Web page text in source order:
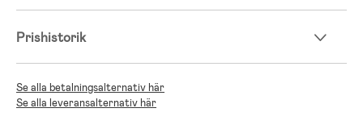
Prishistorik
Se alla betalningsalternativ här
Se alla leveransalternativ här